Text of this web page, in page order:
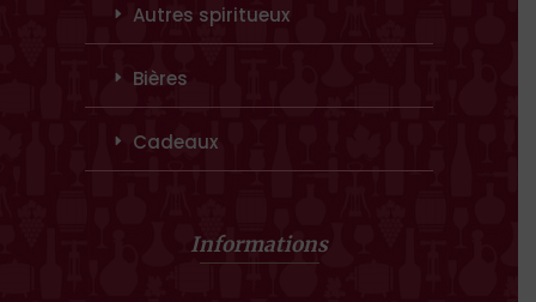
Autres spiritueux
Bières
Cadeaux
Informations